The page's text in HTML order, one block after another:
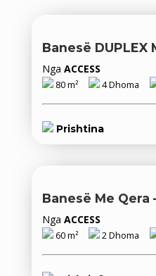
Banesë DUPLEX
Nga ACCESS
80 m² 4 Dhoma
Prishtina
Banesë Me Qera
Nga ACCESS
60 m² 2 Dhoma